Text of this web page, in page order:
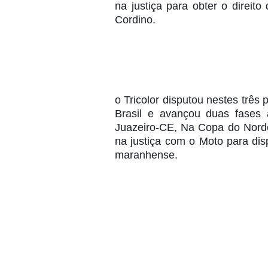
na justiça para obter o direito
Cordino.
o Tricolor disputou nestes três
Brasil e avançou duas
Juazeiro-CE, Na Copa do
na justiça com o Moto para
maranhense.